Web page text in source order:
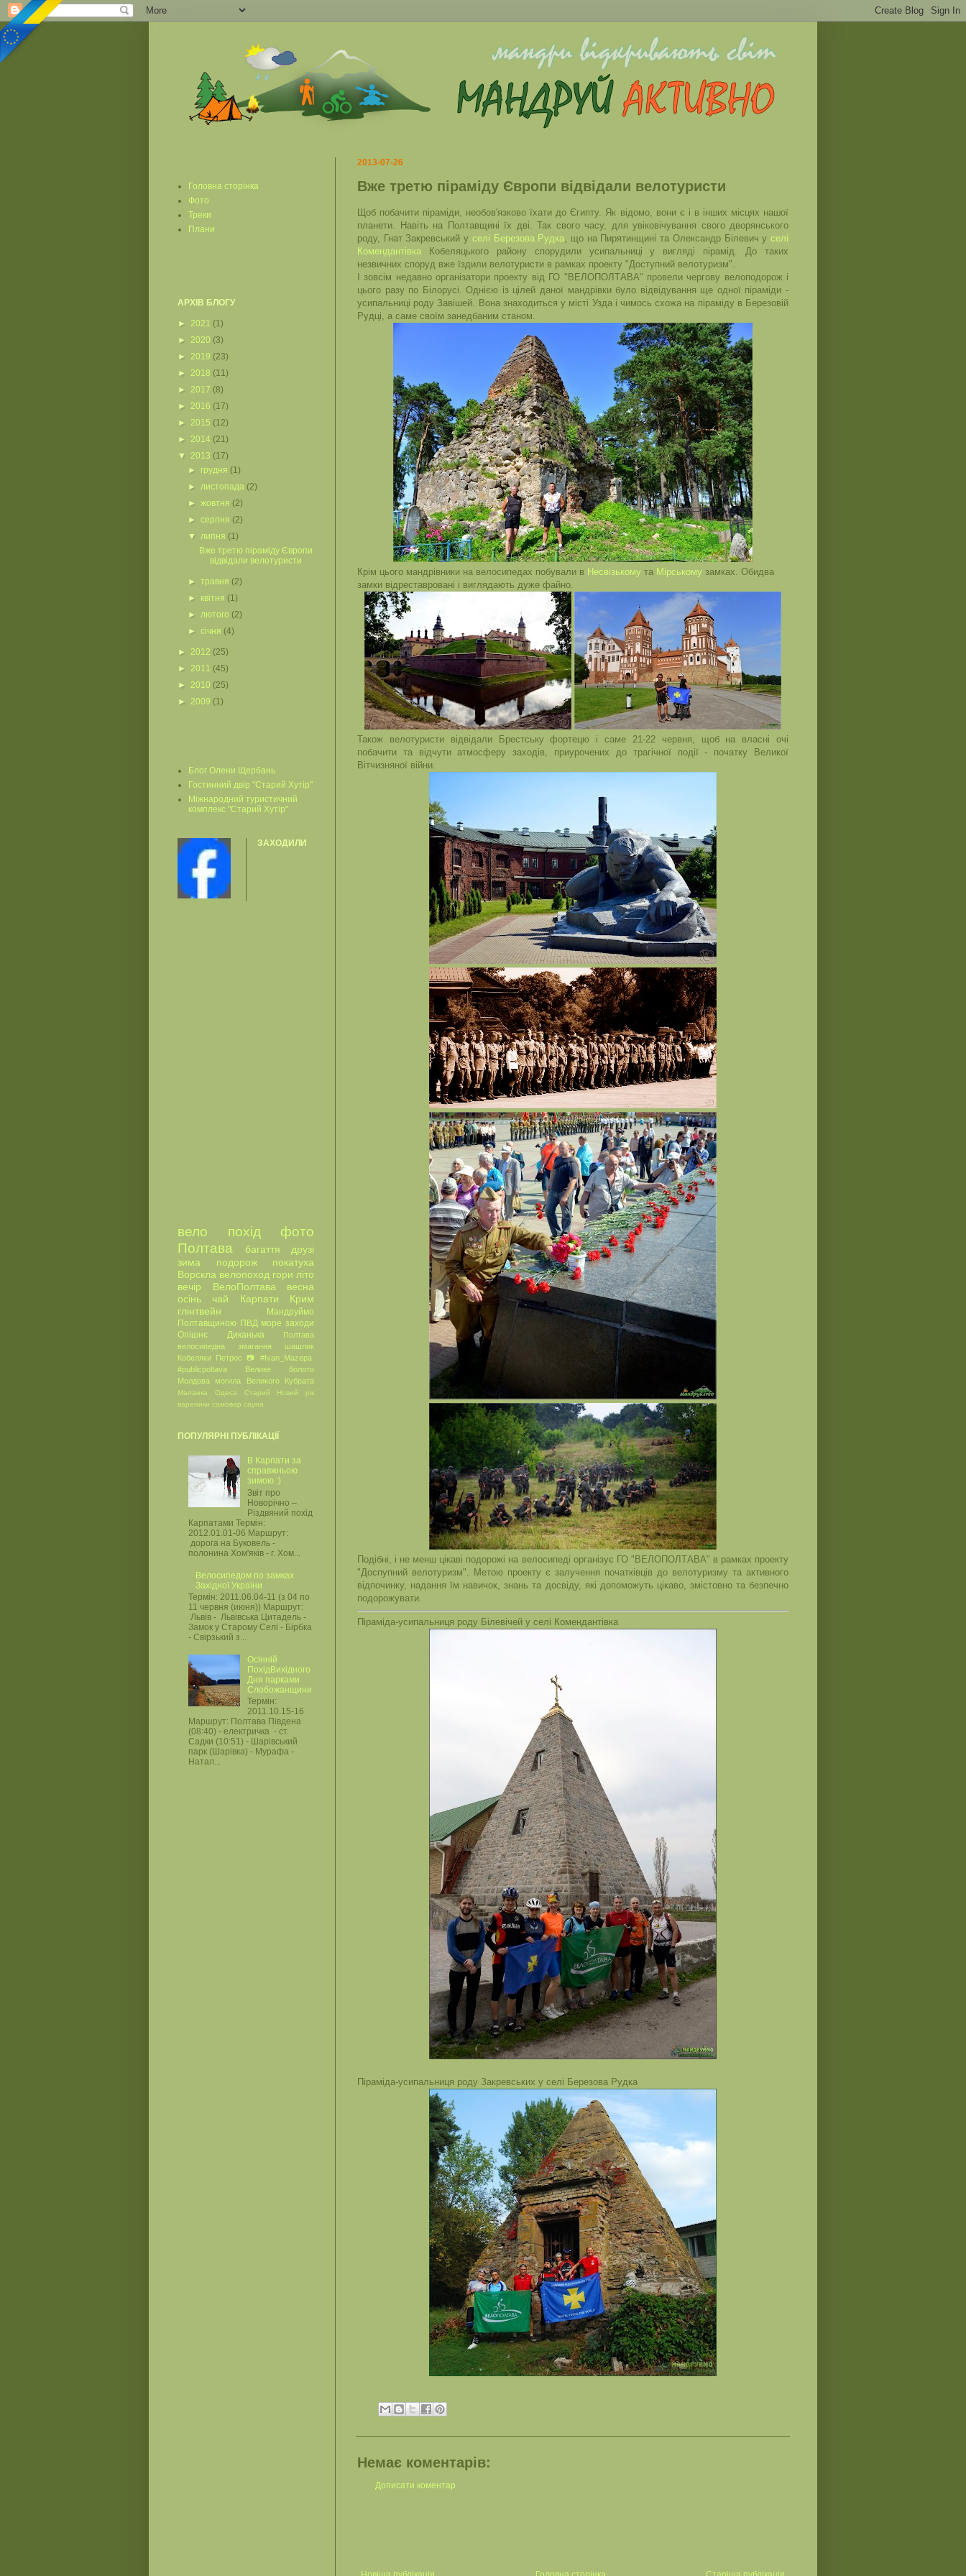
2013-07-26
Вже третю піраміду Європи відвідали велотуристи
Щоб побачити піраміди, необов'язково їхати до Єгипту. Як відомо, вони є і в інших місцях нашої
планети. Навіть на Полтавщині їх дві. Так свого часу, для увіковічування свого дворянського
роду, Гнат Закревський у селі Березова Рудка, що на Пирятинщині та Олександр Білевич уселі
Комендантівка Кобеляцького району спорудили усипальниці у вигляді пірамід. До таких
незвичних споруд вже їздили велотуристи в рамках проекту "Доступний велотуризм".
І зовсім недавно організатори проекту від ГО "ВЕЛОПОЛТАВА" провели чергову велоподорож і
цього разу по Білорусі. Однією із цілей даної мандрівки було відвідування ще одної піраміди -
усипальниці роду Завішей. Вона знаходиться у місті Узда і чимось схожа на піраміду в Березовій
Рудці, а саме своїм занедбаним станом.
Крім цього мандрівники на велосипедах побували в Несвізькому та Мірському замках. Обидва
замки відреставровані і виглядають дуже файно.
Також велотуристи відвідали Брестську фортецю і саме 21-22 червня, щоб на власні очі
побачити та відчути атмосферу заходів, приурочених до трагічної події - початку Великої
Вітчизняної війни.
Подібні, і не менш цікаві подорожі на велосипеді організує ГО "ВЕЛОПОЛТАВА" в рамках проекту
"Доспупний велотуризм". Метою проекту є залучення початківців до велотуризму та активного
відпочинку, надання їм навичок, знань та досвіду, які допоможуть цікаво, змістовно та безпечно
подорожувати.
Піраміда-усипальниця роду Білевічей у селі Комендантівка
Піраміда-усипальниця роду Закревських у селі Березова Рудка
Немає коментарів:
Дописати коментар
Головна сторінка
Фото
Треки
Плани
АРХІВ БЛОГУ
► 2021 (1)
► 2020 (3)
► 2019 (23)
► 2018 (11)
► 2017 (8)
► 2016 (17)
► 2015 (12)
► 2014 (21)
▼ 2013 (17)
► грудня (1)
►листопада (2)
►жовтня (2)
►серпня (2)
▼липня (1)
Вже третю піраміду Європи
відвідали велотуристи
►травня (2)
► квітня (1)
►лютого (2)
►січня (4)
► 2012 (25)
► 2011 (45)
► 2010 (25)
► 2009 (1)
Блог Олени Щербань
Гостинний двір "Старий Хутір"
Міжнародний туристичний
комплекс "Старий Хутір"
ЗАХОДИЛИ
вело похід
фото
Полтава
багаття
друзі
зима
подорож
покатуха
Ворскла велопоход гори літо
вечір
ВелоПолтава
весна
осінь
чай Карпати
Крим
глінтвейн
Мандруймо
Полтавщиною ПВД море заходи
Опішнє
Диканька
Полтава
велосипедна
змагання
шашлик
Кобеляки
Петрос 📷
#Ivan_Mazepa
#publicpoltava
Велике болото
Молдова
могила Великого Кубрата
Маланка Одеса
Старий Новий рік
вареники самовар сауна
ПОПУЛЯРНІ ПУБЛІКАЦІЇ
В Карпати за
справжньою
зимою :)
Звіт про
Новорічно –
Різдвяний похід
Карпатами Термін:
2012.01.01-06 Маршрут:
дорога на Буковель -
полонина Хом'яків - г. Хом...
Велосипедом по замках
Західної України
Термін: 2011.06.04-11 (з 04 по
11 червня (июня)) Маршрут:
Львів - Львівська Цитадель -
Замок у Старому Селі - Бірбка
- Свірзький з...
Осінній
ПохідВихідного
Дня парками
Слобожанщини
Термін:
2011.10.15-16
Маршрут: Полтава Південа
(08:40) - електричка - ст.
Садки (10:51) - Шарівський
парк (Шарівка) - Мурафа -
Натал...